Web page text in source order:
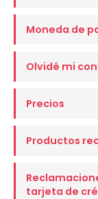
Moneda de
Olvidé mi
Precios
Productos
tarjeta de